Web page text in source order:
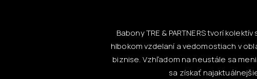
Babony TRE & PARTNERS tvorí
hlbokom vzdelaní a vedomostiach v
biznise. Vzhľadom na neustále sa
sa získať